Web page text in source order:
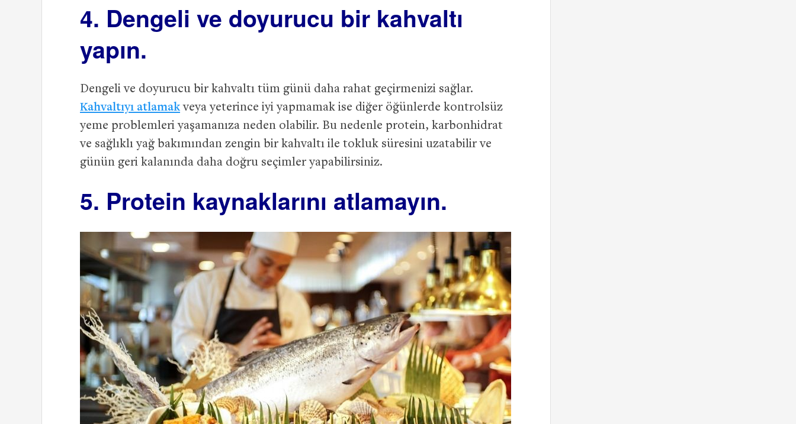
4. Dengeli ve doyurucu bir kahvaltı
yapın.
Dengeli ve doyurucu bir kahvaltı tüm günü daha rahat geçirmenizi sağlar.
Kahvaltıyı atlamakveya yeterince iyi yapmamak ise diğer öğünlerde kontrolsüz
yeme problemleri yaşamanıza neden olabilir. Bu nedenle protein, karbonhidrat
ve sağlıklı yağ bakımından zengin bir kahvaltı ile tokluk süresini uzatabilir ve
günün geri kalanında daha doğru seçimler yapabilirsiniz.
5. Protein kaynaklarını atlamayın.